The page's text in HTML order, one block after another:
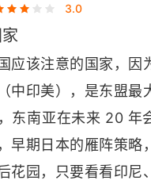
对立与暴民正义
哇剪影
神
会中英对照表
3.0
应该注意的国家，因
中印美），是东盟最
东南亚在未来 20 年
早期日本的雁阵策略
花园，只要看看印尼